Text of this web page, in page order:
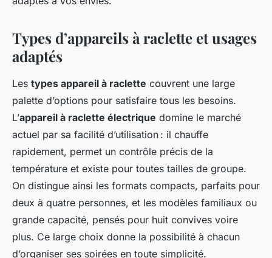
Types d’appareils à raclette et usages
adaptés
Les types appareil à raclette couvrent une large
palette d’options pour satisfaire tous les besoins.
L’appareil à raclette électrique domine le marché
actuel par sa facilité d’utilisation : il chauffe
rapidement, permet un contrôle précis de la
température et existe pour toutes tailles de groupe.
On distingue ainsi les formats compacts, parfaits pour
deux à quatre personnes, et les modèles familiaux ou
grande capacité, pensés pour huit convives voire
plus. Ce large choix donne la possibilité à chacun
d’organiser ses soirées en toute simplicité.